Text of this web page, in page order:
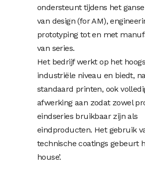
ondersteunt tijdens het
van design (for AM),
prototyping tot en met
van series.
Het bedrijf werkt op het
industriële niveau en biedt,
standaard printen, ook
afwerking aan zodat zowel
eindseries bruikbaar zijn als
eindproducten. Het gebruik
technische coatings gebeurt
house’.